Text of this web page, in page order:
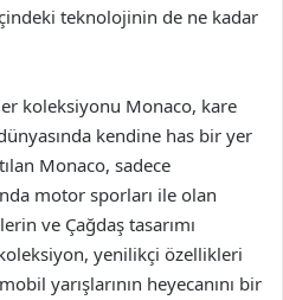
teknolojinin de ne kadar
koleksiyonu Monaco, kare
kendine has bir yer
Monaco, sadece
motor sporları ile olan
ve Çağdaş tasarımı
yenilikçi özellikleri
yarışlarının heyecanını bir